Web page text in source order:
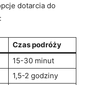
dotarcia do
Czas podróży
15-30 minut
1,5-2 godziny